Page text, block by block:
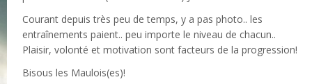
Courant depuis très peu de temps, y a pas photo.. les
entraînements paient.. peu importe le niveau de chacun..
Plaisir, volonté et motivation sont facteurs de la progression!
Bisous les Maulois(es)!